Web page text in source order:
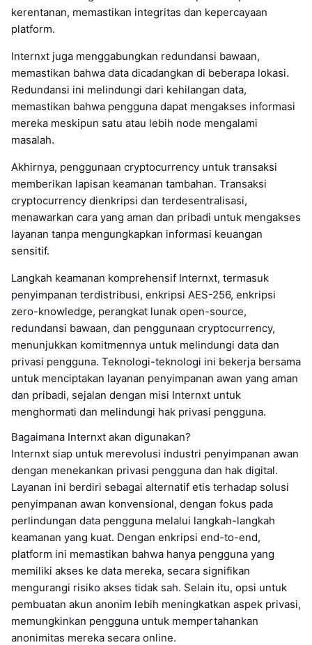
kerentanan, memastikan integritas dan kepercayaan
platform.
Internxt juga menggabungkan redundansi bawaan,
memastikan bahwa data dicadangkan di beberapa lokasi.
Redundansi ini melindungi dari kehilangan data,
memastikan bahwa pengguna dapat mengakses informasi
mereka meskipun satu atau lebih node mengalami
masalah.
Akhirnya, penggunaan cryptocurrency untuk transaksi
memberikan lapisan keamanan tambahan. Transaksi
cryptocurrency dienkripsi dan terdesentralisasi,
menawarkan cara yang aman dan pribadi untuk mengakses
layanan tanpa mengungkapkan informasi keuangan
sensitif.
Langkah keamanan komprehensif Internxt, termasuk
penyimpanan terdistribusi, enkripsi AES-256, enkripsi
zero-knowledge, perangkat lunak open-source,
redundansi bawaan, dan penggunaan cryptocurrency,
menunjukkan komitmennya untuk melindungi data dan
privasi pengguna. Teknologi-teknologi ini bekerja bersama
untuk menciptakan layanan penyimpanan awan yang aman
dan pribadi, sejalan dengan misi Internxt untuk
menghormati dan melindungi hak privasi pengguna.
Bagaimana Internxt akan digunakan?
Internxt siap untuk merevolusi industri penyimpanan awan
dengan menekankan privasi pengguna dan hak digital.
Layanan ini berdiri sebagai alternatif etis terhadap solusi
penyimpanan awan konvensional, dengan fokus pada
perlindungan data pengguna melalui langkah-langkah
keamanan yang kuat. Dengan enkripsi end-to-end,
platform ini memastikan bahwa hanya pengguna yang
memiliki akses ke data mereka, secara signifikan
mengurangi risiko akses tidak sah. Selain itu, opsi untuk
pembuatan akun anonim lebih meningkatkan aspek privasi,
memungkinkan pengguna untuk mempertahankan
anonimitas mereka secara online.